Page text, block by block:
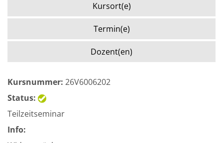
Kursort(e)
Termin(e)
Dozent(en)
Kursnummer: 26V6006202
Status:
Teilzeitseminar
Info: